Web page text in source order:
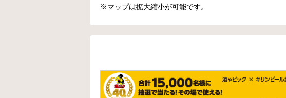
※マップは拡大縮小が可能です。